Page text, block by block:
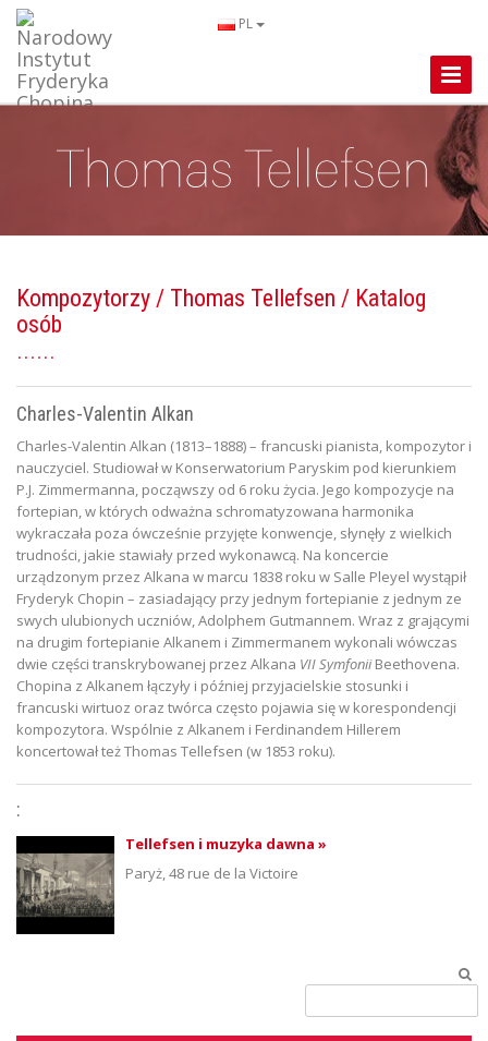
PL
Toggle
Kompozytorzy / Thomas Tellefsen / Katalog
osób
Charles-Valentin Alkan
Charles-Valentin Alkan (1813–1888) – francuski pianista, kompozytor i
nauczyciel. Studiował w Konserwatorium Paryskim pod kierunkiem
P.J. Zimmermanna, począwszy od 6 roku życia. Jego kompozycje na
fortepian, w których odważna schromatyzowana harmonika
wykraczała poza ówcześnie przyjęte konwencje, słynęły z wielkich
trudności, jakie stawiały przed wykonawcą. Na koncercie
urządzonym przez Alkana w marcu 1838 roku w Salle Pleyel wystąpił
Fryderyk Chopin – zasiadający przy jednym fortepianie z jednym ze
swych ulubionych uczniów, Adolphem Gutmannem. Wraz z grającymi
na drugim fortepianie Alkanem i Zimmermanem wykonali wówczas
dwie części transkrybowanej przez Alkana VII SymfoniiBeethovena.
Chopina z Alkanem łączyły i później przyjacielskie stosunki i
francuski wirtuoz oraz twórca często pojawia się w korespondencji
kompozytora. Wspólnie z Alkanem i Ferdinandem Hillerem
koncertował też Thomas Tellefsen (w 1853 roku).
:
Tellefsen i muzyka dawna »
Paryż, 48 rue de la Victoire